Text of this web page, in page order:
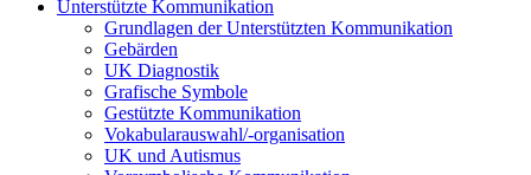
Unterstützte Kommunikation
Grundlagen der Unterstützten Kommunikation
Gebärden
UK Diagnostik
Grafische Symbole
Gestützte Kommunikation
Vokabularauswahl/-organisation
UK und Autismus